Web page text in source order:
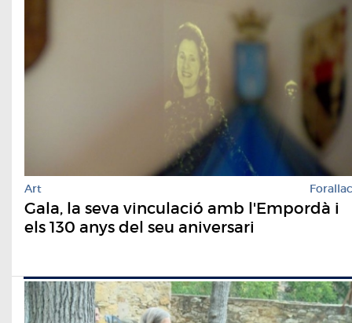
Art Forallac
Gala, la seva vinculació amb l'Empordà i
els 130 anys del seu aniversari